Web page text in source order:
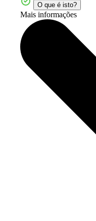
O que é isto?
Mais informações